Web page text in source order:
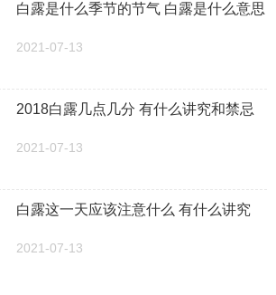
白露是什么季节的节气 白露是什么意思
2021-07-13
2018白露几点几分 有什么讲究和禁忌
2021-07-13
白露这一天应该注意什么 有什么讲究
2021-07-13